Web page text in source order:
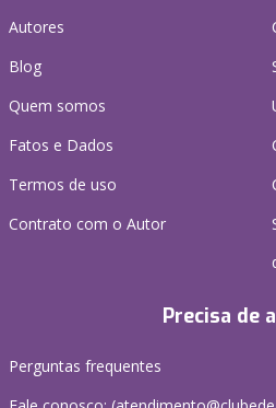
Autores
Blog
Quem somos
Fatos e Dados
Termos de uso
Contrato com o Autor
Precisa de
Perguntas frequentes